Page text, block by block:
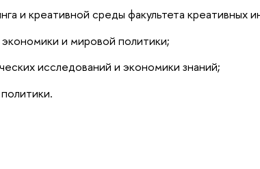
и креативной среды факультета креативных
и мировой политики;
исследований и экономики знаний;